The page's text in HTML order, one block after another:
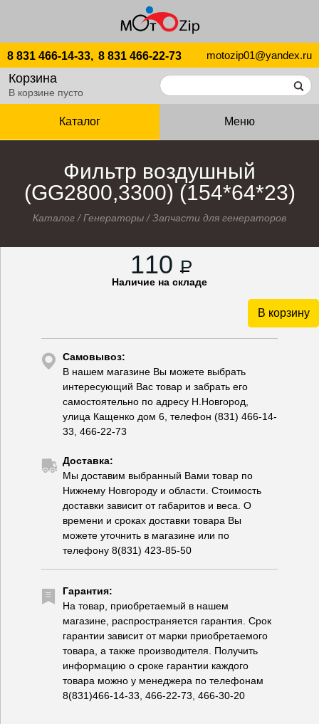
8 831 466-14-33, 8 831 466-22-73 motozip01@yandex.ru
Корзина
В корзине пусто
Каталог Меню
Фильтр воздушный
(GG2800,3300) (154*64*23)
Каталог /Генераторы /Запчасти для генераторов
110 P
Наличие на складе
В корзину
Самовывоз:
В нашем магазине Вы можете выбрать
интересующий Вас товар и забрать его
самостоятельно по адресу Н.Новгород,
улица Кащенко дом 6, телефон (831) 466-14-
33, 466-22-73
Доставка:
Мы доставим выбранный Вами товар по
Нижнему Новгороду и области. Стоимость
доставки зависит от габаритов и веса. О
времени и сроках доставки товара Вы
можете уточнить в магазине или по
телефону 8(831) 423-85-50
Гарантия:
На товар, приобретаемый в нашем
магазине, распространяется гарантия. Срок
гарантии зависит от марки приобретаемого
товара, а также производителя. Получить
информацию о сроке гарантии каждого
товара можно у менеджера по телефонам
8(831)466-14-33, 466-22-73, 466-30-20